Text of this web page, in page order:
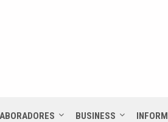
BUSINESS